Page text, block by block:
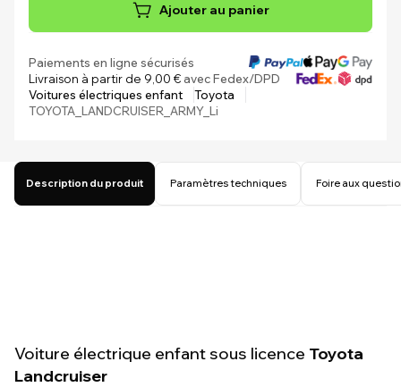
Ajouter au panier
Paiements en ligne sécurisés
Livraison à partir de 9,00 €avec Fedex/DPD
Voitures électriques enfant
Toyota
TOYOTA_LANDCRUISER_ARMY_Li
Description du produit Paramètres techniques Foire aux
Voiture électrique enfant sous licence Toyota
Landcruiser